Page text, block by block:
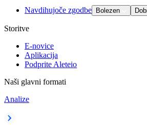
Navdihujoče zgodbe Bolezen
Storitve
E-novice
Aplikacija
Podprite Aleteio
Naši glavni formati
Analize